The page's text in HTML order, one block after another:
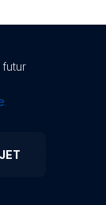
futur